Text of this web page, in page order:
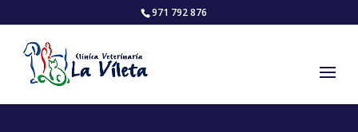
971 792 876